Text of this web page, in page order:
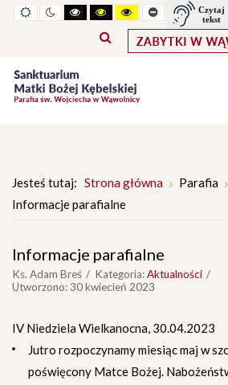
Widok
standardowy
Widok
nocny
Wysoki
kontrast
tryb
czarno
Wysoki
kontrast
tryb
czarno
Wysoki
kontrast
tryb
żółto
-
Pomniejszony
rozmiar
czcionki
rozmiar
czcionki
Jesteś tutaj: Strona główna Parafia
Informacje parafialne
Informacje parafialne
Ks. Adam Breś Kategoria:Aktualności
Utworzono: 30 kwiecień 2023
IV Niedziela Wielkanocna, 30.04.2023
Jutro rozpoczynamy miesiąc maj w
poświęcony Matce Bożej.